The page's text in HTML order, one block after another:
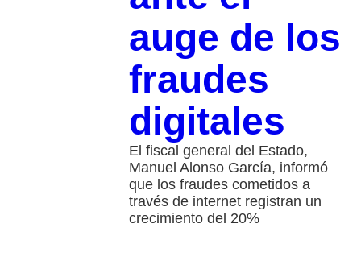
auge de los
fraudes
digitales
El fiscal general del Estado,
Manuel Alonso García, informó
que los fraudes cometidos a
través de internet registran un
crecimiento del 20%